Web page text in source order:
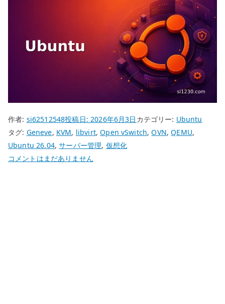
作者: si62512548投稿日:2026年6月3日 カテゴリー: Ubuntu
タグ: Geneve, KVM, libvirt,Open vSwitch,OVN,QEMU,
Ubuntu 26.04,サーバー管理, 仮想化
Ubuntu
コメントはまだありません